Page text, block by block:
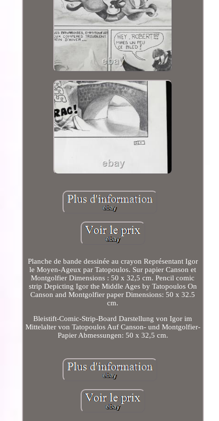
Planche de bande dessinée au crayon Représentant Igor
le Moyen-Ageux par Tatopoulos. Sur papier Canson et
Montgolfier Dimensions : 50 x 32,5 cm. Pencil comic
strip Depicting Igor the Middle Ages by Tatopoulos On
Canson and Montgolfier paper Dimensions: 50 x 32.5
cm.
Bleistift-Comic-Strip-Board Darstellung von Igor im
Mittelalter von Tatopoulos Auf Canson- und Montgolfier-
Papier Abmessungen: 50 x 32,5 cm.